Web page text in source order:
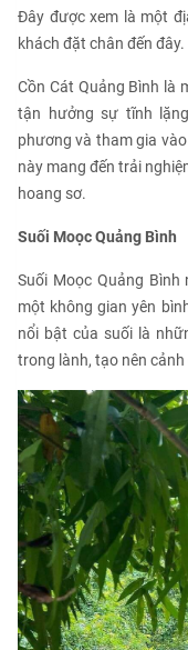
Đây được xem là một
khách đặt chân đến đây.
Cồn Cát Quảng Bình là
tận hưởng sự tĩnh
phương và tham gia
này mang đến trải
hoang sơ.
Suối Moọc Quảng Bình
Suối Moọc Quảng
một không gian yên
nổi bật của suối là
trong lành, tạo nên